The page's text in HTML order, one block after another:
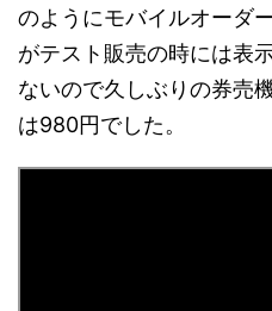
のようにモバイルオーダ
がテスト販売の時には表
ないので久しぶりの券売
は980円でした。